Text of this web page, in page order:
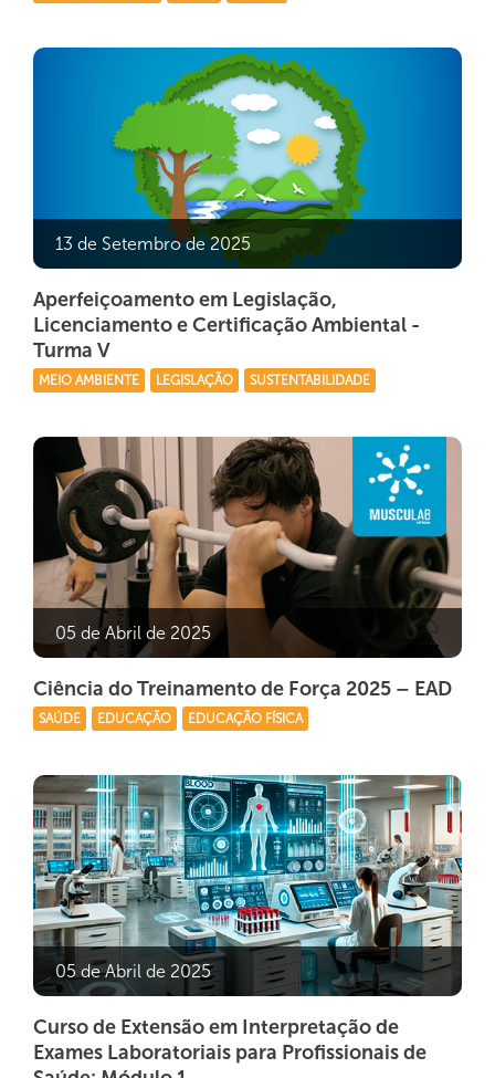
13 de Setembro de 2025
Aperfeiçoamento em Legislação,
Licenciamento e Certificação Ambiental -
Turma V
MEIO AMBIENTE LEGISLAÇÃO SUSTENTABILIDADE
05 de Abril de 2025
Ciência do Treinamento de Força 2025 – EAD
SAÚDE EDUCAÇÃO EDUCAÇÃO FÍSICA
05 de Abril de 2025
Curso de Extensão em Interpretação de
Exames Laboratoriais para Profissionais de